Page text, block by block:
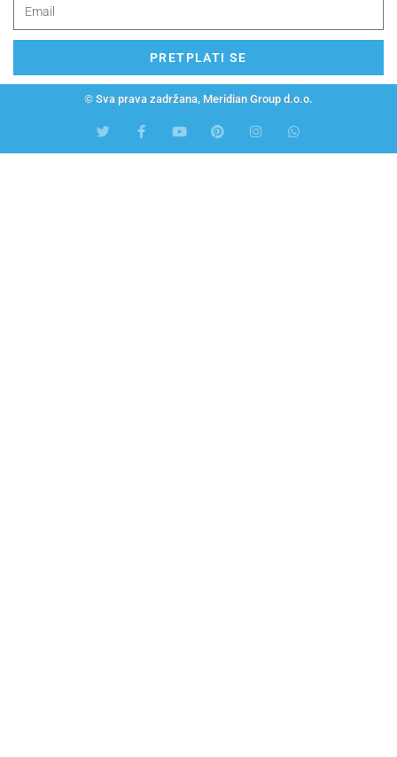
PRETPLATI SE
© Sva prava zadržana, Meridian Group d.o.o.